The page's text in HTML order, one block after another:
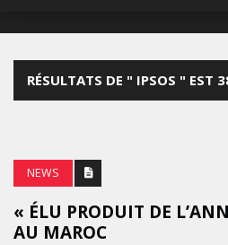
RÉSULTATS DE " IPSOS " EST
NEWS
« ÉLU PRODUIT DE
AU MAROC